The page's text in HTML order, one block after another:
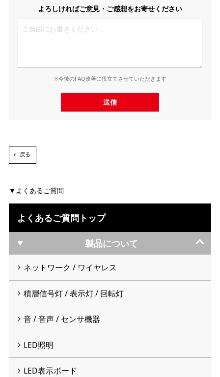
よろしければご意見・ご感想をお寄せください
※今後のFAQ改善に役立てさせていただきます
送信
戻る
よくあるご質問
よくあるご質問トップ
製品について
ネットワーク / ワイヤレス
積層信号灯 / 表示灯 / 回転灯
音 / 音声 / センサ機器
LED照明
LED表示ボード